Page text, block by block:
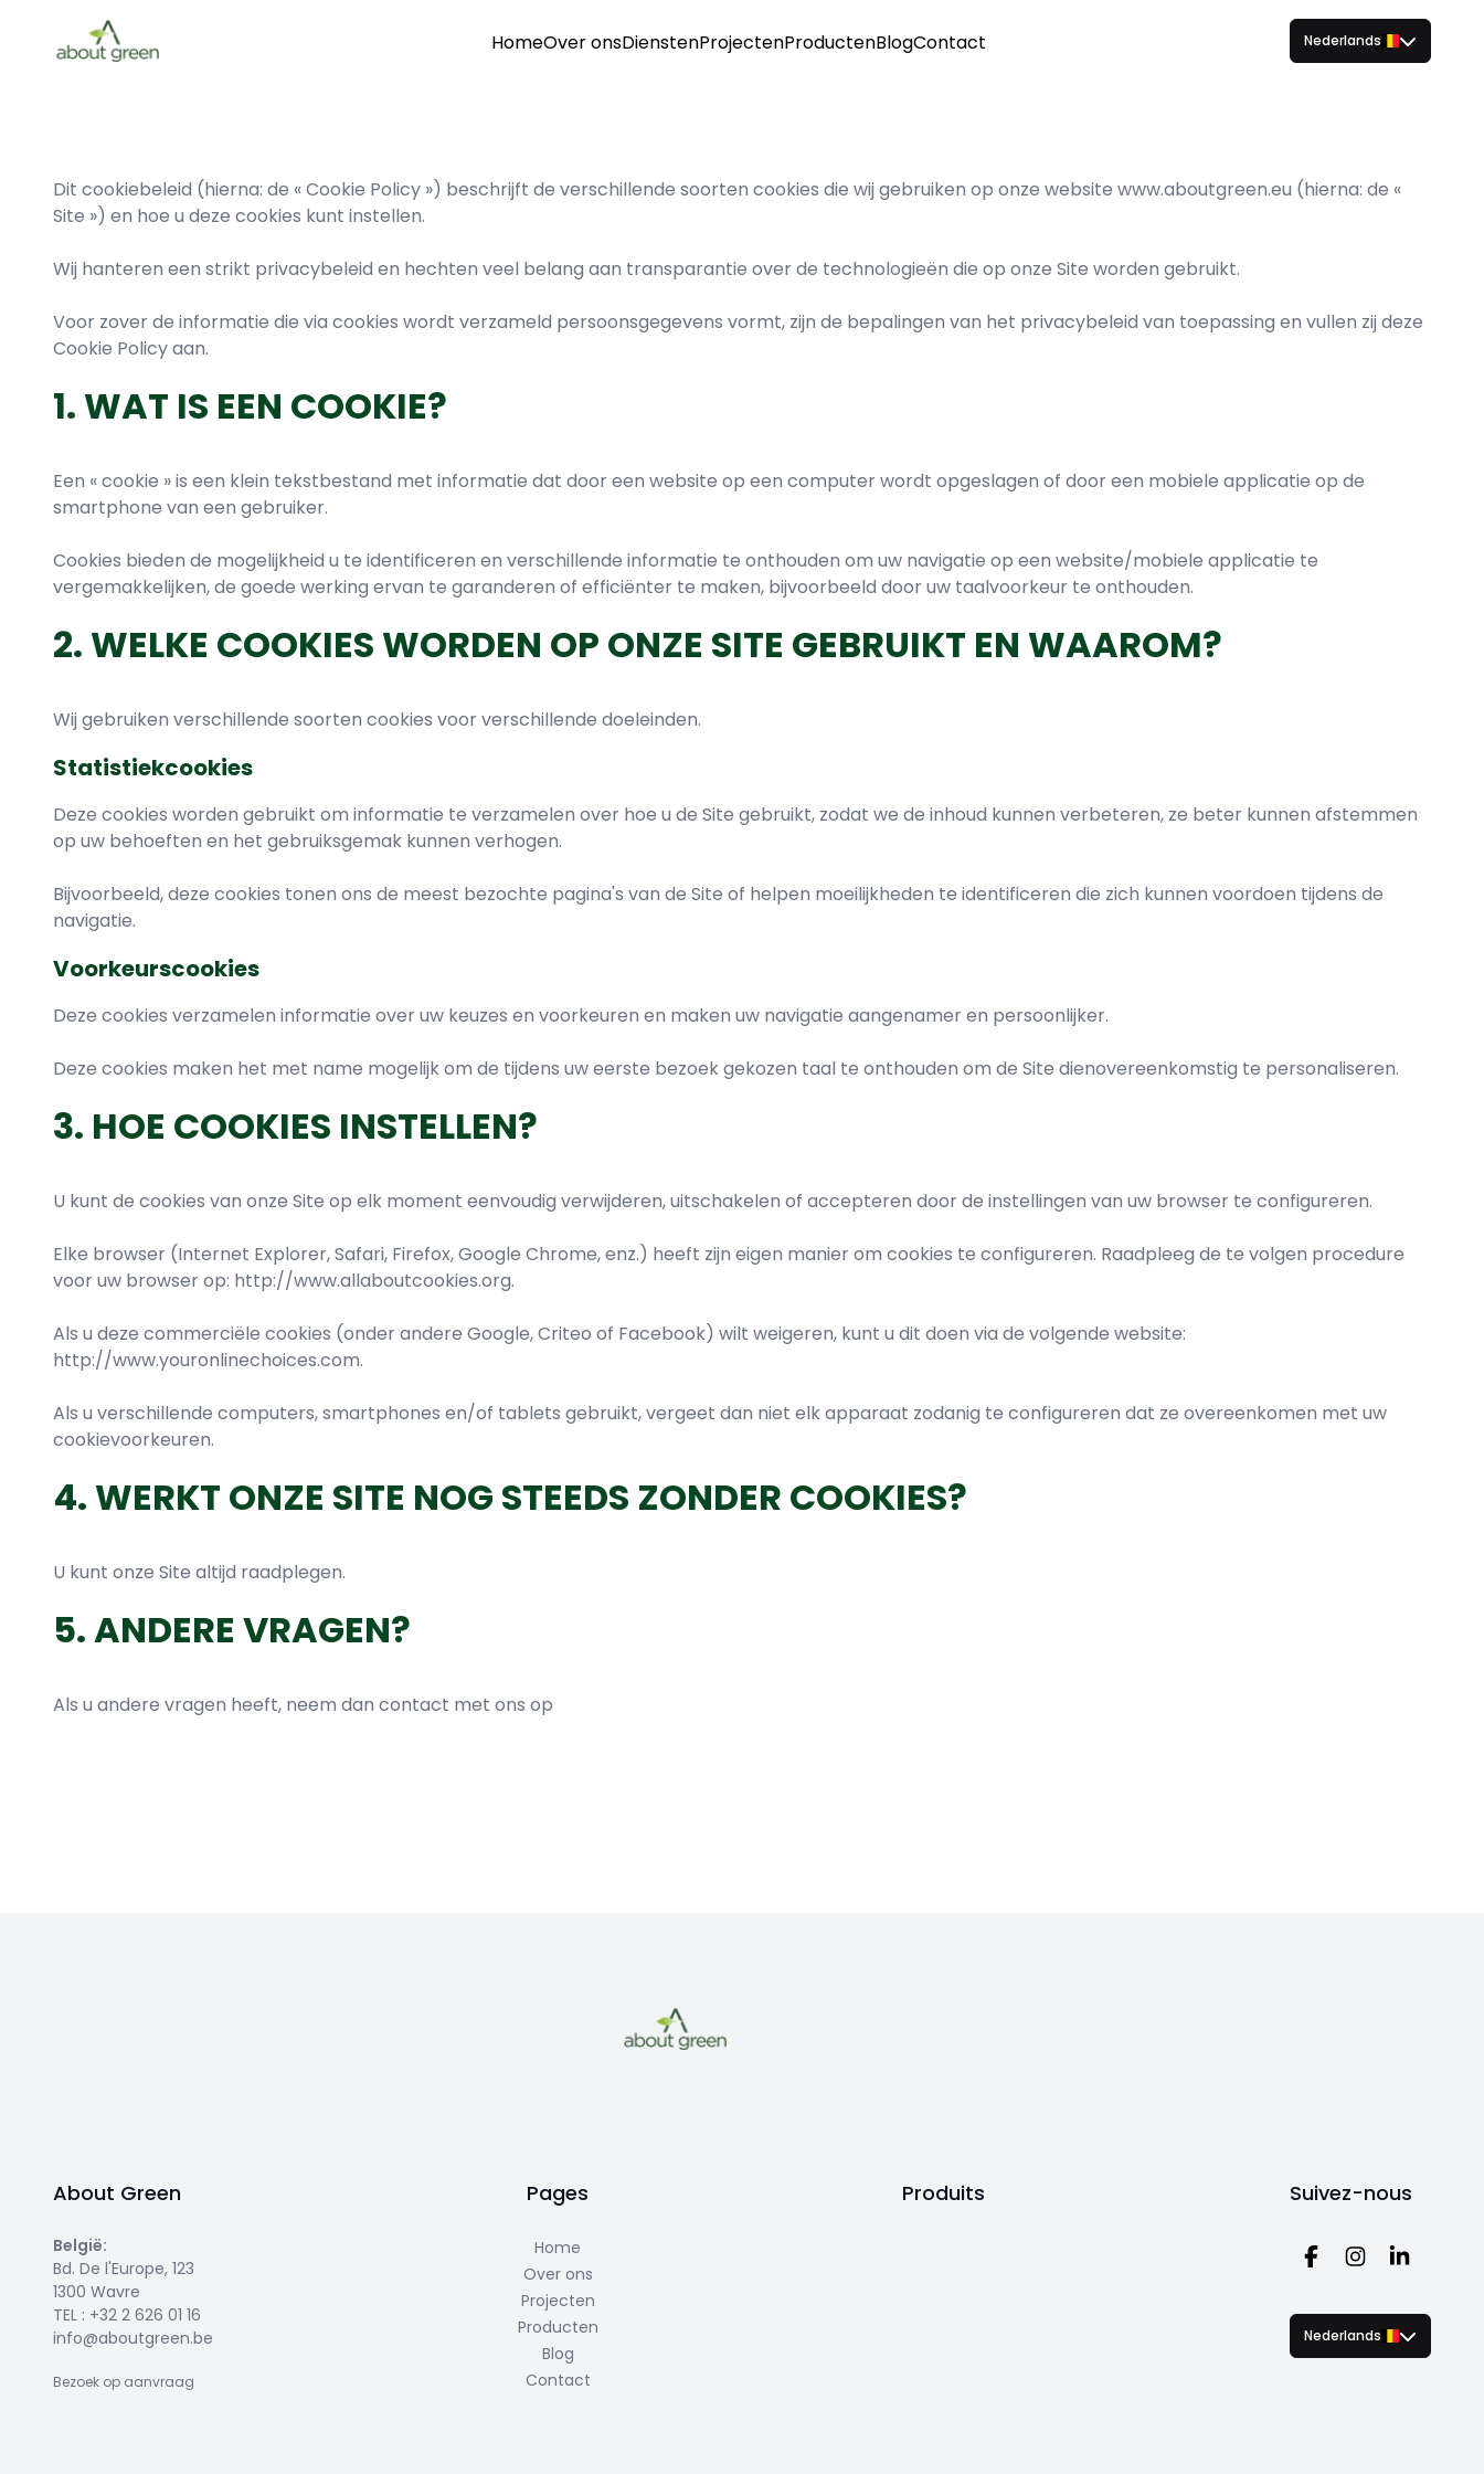
HomeOver onsDienstenProjectenProductenBlogContact Nederlands
Dit cookiebeleid (hierna: de « Cookie Policy ») beschrijft de verschillende soorten cookies die wij gebruiken op onze website www.aboutgreen.eu (hierna: de «
Site ») en hoe u deze cookies kunt instellen.
Wij hanteren een strikt privacybeleid en hechten veel belang aan transparantie over de technologieën die op onze Site worden gebruikt.
Voor zover de informatie die via cookies wordt verzameld persoonsgegevens vormt, zijn de bepalingen van het privacybeleid van toepassing en vullen zij deze
Cookie Policy aan.
1. WAT IS EEN COOKIE?
Een « cookie » is een klein tekstbestand met informatie dat door een website op een computer wordt opgeslagen of door een mobiele applicatie op de
smartphone van een gebruiker.
Cookies bieden de mogelijkheid u te identificeren en verschillende informatie te onthouden om uw navigatie op een website/mobiele applicatie te
vergemakkelijken, de goede werking ervan te garanderen of efficiënter te maken, bijvoorbeeld door uw taalvoorkeur te onthouden.
2. WELKE COOKIES WORDEN OP ONZE SITE GEBRUIKT EN WAAROM?
Wij gebruiken verschillende soorten cookies voor verschillende doeleinden.
Statistiekcookies
Deze cookies worden gebruikt om informatie te verzamelen over hoe u de Site gebruikt, zodat we de inhoud kunnen verbeteren, ze beter kunnen afstemmen
op uw behoeften en het gebruiksgemak kunnen verhogen.
Bijvoorbeeld, deze cookies tonen ons de meest bezochte pagina's van de Site of helpen moeilijkheden te identificeren die zich kunnen voordoen tijdens de
navigatie.
Voorkeurscookies
Deze cookies verzamelen informatie over uw keuzes en voorkeuren en maken uw navigatie aangenamer en persoonlijker.
Deze cookies maken het met name mogelijk om de tijdens uw eerste bezoek gekozen taal te onthouden om de Site dienovereenkomstig te personaliseren.
3. HOE COOKIES INSTELLEN?
U kunt de cookies van onze Site op elk moment eenvoudig verwijderen, uitschakelen of accepteren door de instellingen van uw browser te configureren.
Elke browser (Internet Explorer, Safari, Firefox, Google Chrome, enz.) heeft zijn eigen manier om cookies te configureren. Raadpleeg de te volgen procedure
voor uw browser op: http://www.allaboutcookies.org.
Als u deze commerciële cookies (onder andere Google, Criteo of Facebook) wilt weigeren, kunt u dit doen via de volgende website:
http://www.youronlinechoices.com.
Als u verschillende computers, smartphones en/of tablets gebruikt, vergeet dan niet elk apparaat zodanig te configureren dat ze overeenkomen met uw
cookievoorkeuren.
4. WERKT ONZE SITE NOG STEEDS ZONDER COOKIES?
U kunt onze Site altijd raadplegen.
5. ANDERE VRAGEN?
Als u andere vragen heeft, neem dan contact met ons op
About Green
België:
Bd. De l'Europe, 123
1300 Wavre
TEL : +32 2 626 01 16
info@aboutgreen.be
Bezoek op aanvraag
Pages
Home
Over ons
Projecten
Producten
Blog
Contact
Produits Suivez-nous
Nederlands